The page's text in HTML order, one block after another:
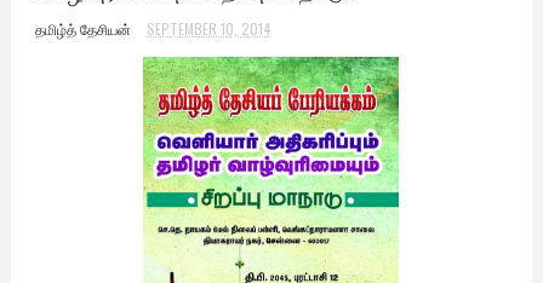
தமிழ்த் தேசியன் SEPTEMBER 10, 2014